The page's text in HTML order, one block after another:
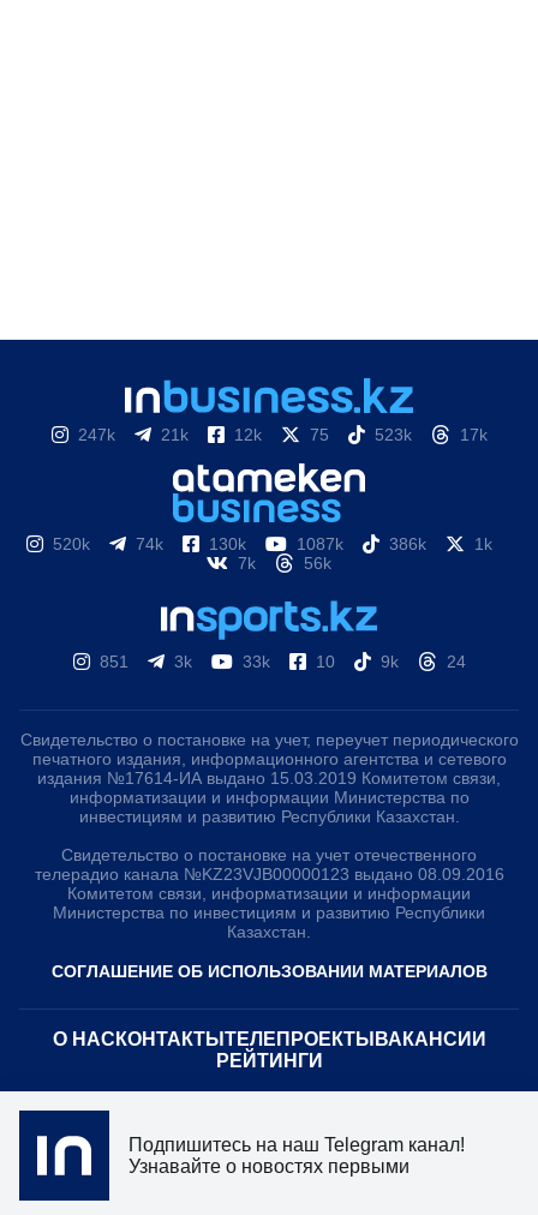
247k 21k 12k 75 523k 17k
520k 74k 130k 1087k 386k
1k
7k
56k
851 3k 33k 10 9k 24
Свидетельство о постановке на учет, переучет периодического
печатного издания, информационного агентства и сетевого
издания №17614-ИА выдано 15.03.2019 Комитетом связи,
информатизации и информации Министерства по
инвестициям и развитию Республики Казахстан.
Свидетельство о постановке на учет отечественного
телерадио канала №KZ23VJB00000123 выдано 08.09.2016
Комитетом связи, информатизации и информации
Министерства по инвестициям и развитию Республики
Казахстан.
СОГЛАШЕНИЕ ОБ ИСПОЛЬЗОВАНИИ МАТЕРИАЛОВ
О НАС КОНТАКТЫ ТЕЛЕПРОЕКТЫ ВАКАНСИИ
РЕЙТИНГИ
ПОЛИТИКА КОНФИДЕНЦИАЛЬНОСТИ
Подпишитесь на наш Telegram канал!
Узнавайте о новостях первыми